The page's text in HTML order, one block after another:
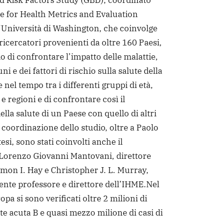
for Health Metrics and Evaluation
di Washington, che coinvolge
provenienti da oltre 160 Paesi,
di confrontare l’impatto delle malattie,
e dei fattori di rischio sulla salute della
nel tempo tra i differenti gruppi di età,
e regioni e di confrontare così il
salute di un Paese con quello di altri
coordinazione dello studio, oltre a Paolo
sono stati coinvolti anche il
Giovanni Mantovani, direttore
I. Hay e Christopher J. L. Murray,
professore e direttore dell’IHME.Nel
si sono verificati oltre 2 milioni di
acuta B e quasi mezzo milione di casi di